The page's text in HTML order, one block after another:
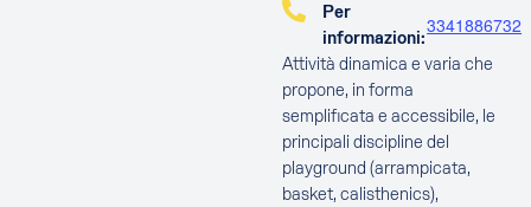
Per
informazioni:
3341886732
Attività dinamica e varia che
propone, in forma
semplificata e accessibile, le
principali discipline del
playground (arrampicata,
basket, calisthenics),